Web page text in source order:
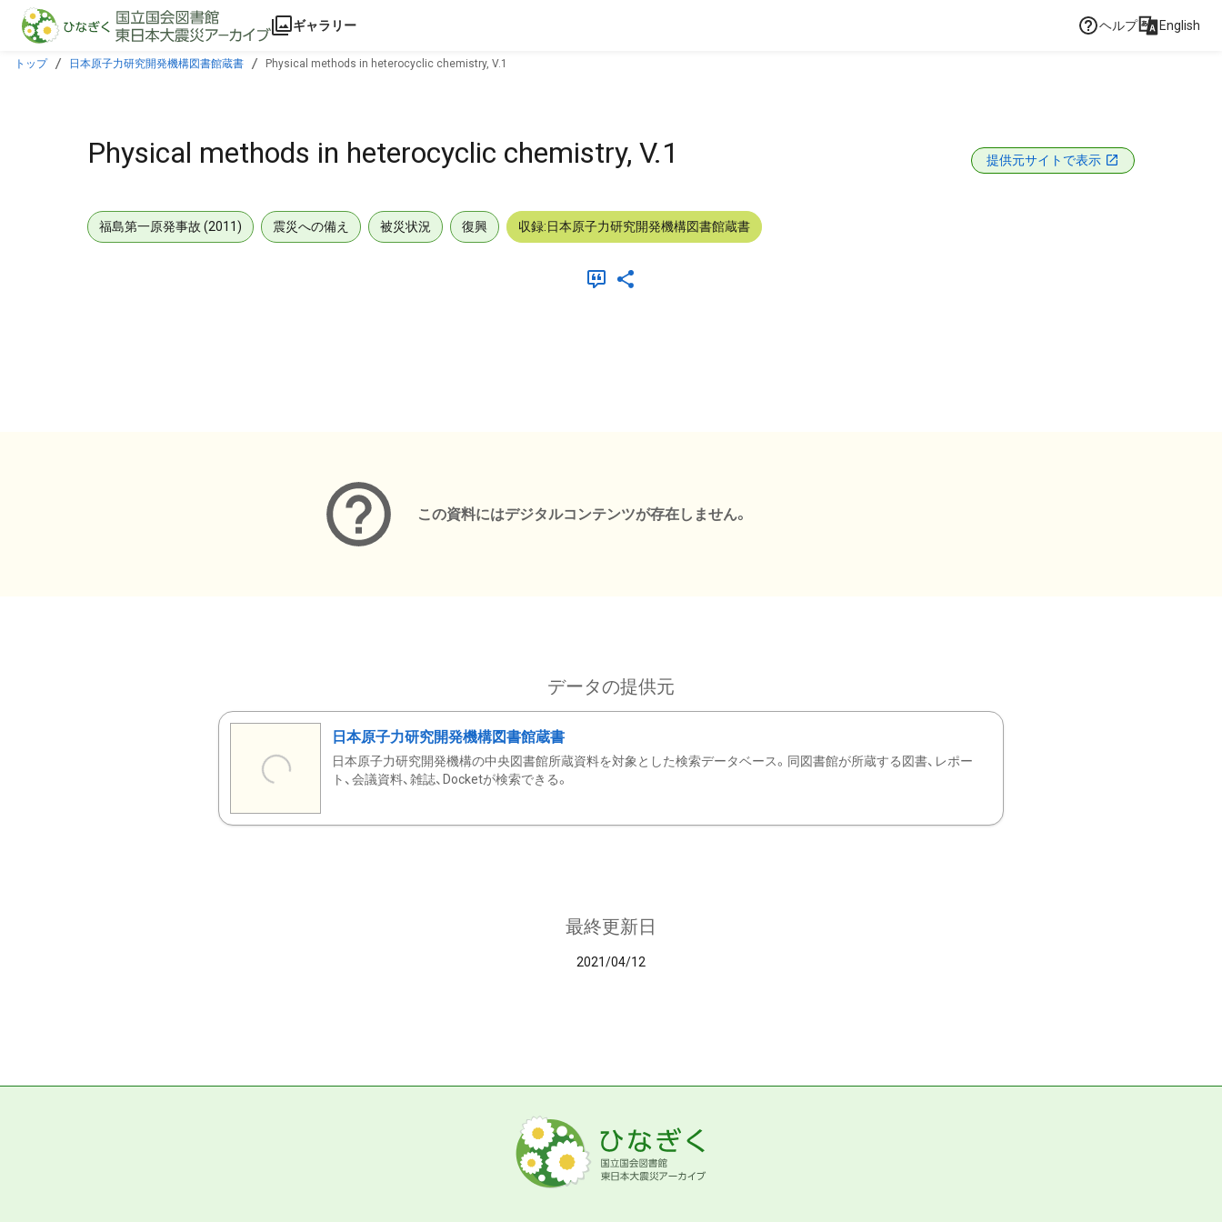
本文に飛ぶ
ギャラリー ヘルプ English
トップ 日本原子力研究開発機構図書館蔵書 Physical methods in heterocyclic chemistry, V.1
Physical methods in heterocyclic chemistry, V.1 提供元サイトで表示
福島第一原発事故 (2011) 震災への備え 被災状況 復興 収録:日本原子力研究開発機構図書館蔵書
この資料にはデジタルコンテンツが存在しません。
データの提供元
日本原子力研究開発機構図書館蔵書
日本原子力研究開発機構の中央図書館所蔵資料を対象とした検索データベース。同図書館が所蔵する図書、レポー
ト、会議資料、雑誌、Docketが検索できる。
最終更新日
2021/04/12